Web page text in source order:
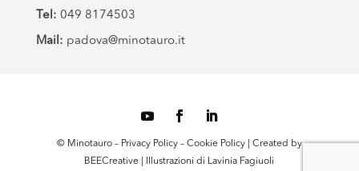
Tel: 049 8174503
Mail: padova@minotauro.it
© Minotauro – Privacy Policy– Cookie Policy
| Created by
BEECreative | Illustrazioni di Lavinia Fagiuoli